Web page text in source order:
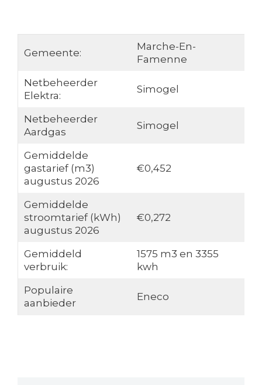
Gemeente:
Marche-En-
Famenne
Netbeheerder
Elektra:
Simogel
Netbeheerder
Aardgas
Simogel
Gemiddelde
gastarief (m3)
augustus 2026
€0,452
Gemiddelde
stroomtarief (kWh)
augustus 2026
€0,272
Gemiddeld
verbruik:
1575 m3 en 3355
kwh
Populaire
aanbieder
Eneco